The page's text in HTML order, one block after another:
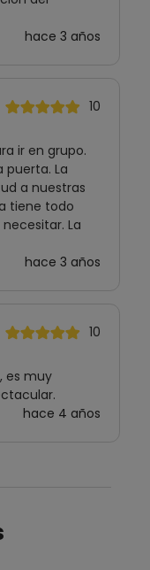
hace 3 años
10
ir en grupo.
puerta. La
a nuestras
tiene todo
La
hace 3 años
10
es muy
hace 4 años